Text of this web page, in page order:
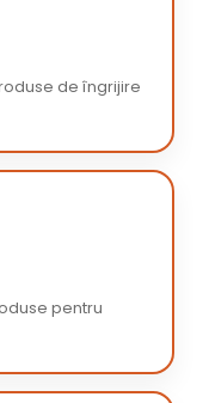
de îngrijire
pentru